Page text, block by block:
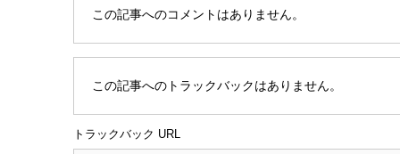
この記事へのコメントはありません。
この記事へのトラックバックはありません。
トラックバック URL